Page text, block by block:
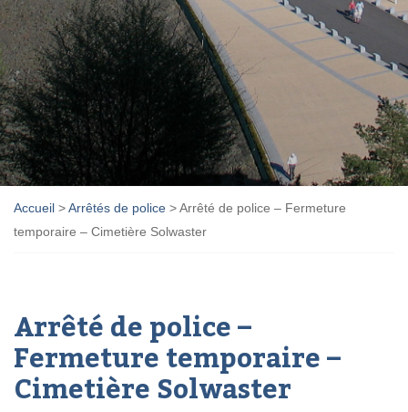
Accueil >Arrêtés de police >Arrêté de police – Fermeture
temporaire – Cimetière Solwaster
Arrêté de police –
Fermeture temporaire –
Cimetière Solwaster